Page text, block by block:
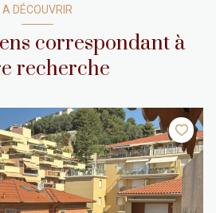
A DÉCOUVRIR
correspondant à
recherche